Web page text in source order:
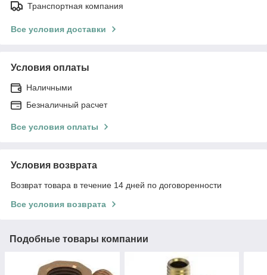
Транспортная компания
Все условия доставки
Условия оплаты
Наличными
Безналичный расчет
Все условия оплаты
Условия возврата
Возврат товара в течение 14 дней по договоренности
Все условия возврата
Подобные товары компании